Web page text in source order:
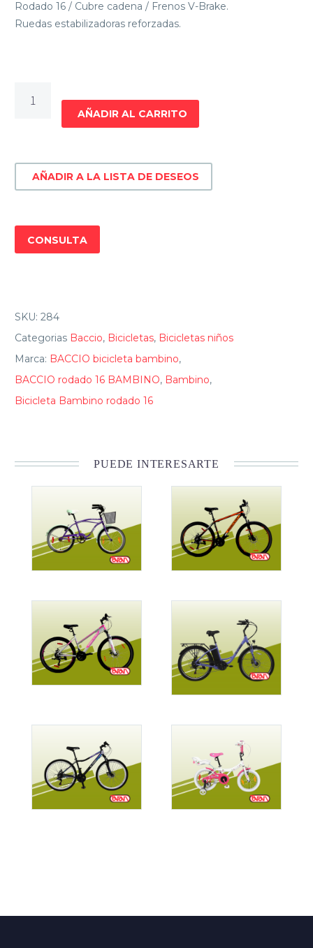
Rodado 16 / Cubre cadena / Frenos V-Brake.
Ruedas estabilizadoras reforzadas.
INFANTIL
BAMBINO
RODADO
16
AÑADIR AL CARRITO
AÑADIR A LA LISTA DE DESEOS
CONSULTA
SKU: 284
Categorias Baccio, Bicicletas, Bicicletas niños
Marca: BACCIO bicicleta bambino,
BACCIO rodado 16 BAMBINO, Bambino,
Bicicleta Bambino rodado 16
PUEDE INTERESARTE